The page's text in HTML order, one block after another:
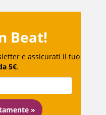
Beat!
e assicurati il tuo
5€.
»